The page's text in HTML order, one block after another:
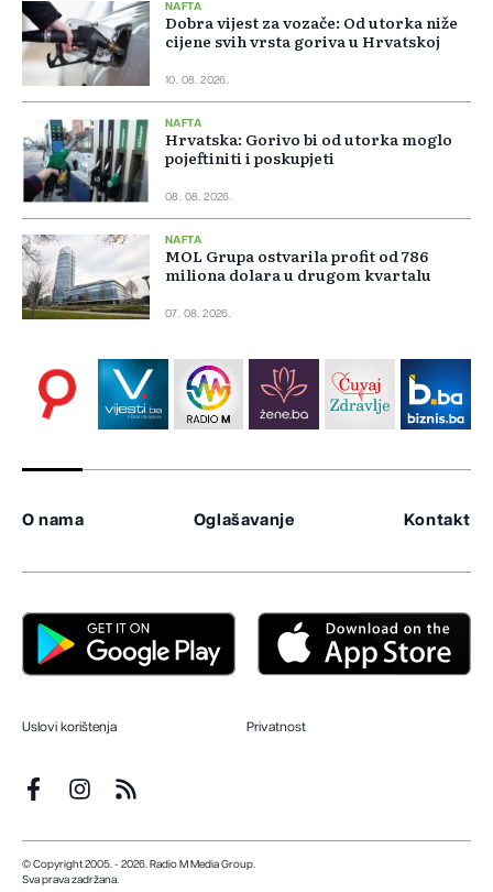
NAFTA
Dobra vijest za vozače: Od utorka niže
cijene svih vrsta goriva u Hrvatskoj
10. 08. 2026.
NAFTA
Hrvatska: Gorivo bi od utorka moglo
pojeftiniti i poskupjeti
08. 08. 2026.
NAFTA
MOL Grupa ostvarila profit od 786
miliona dolara u drugom kvartalu
07. 08. 2026.
O nama Oglašavanje Kontakt
Uslovi korištenja Privatnost
© Copyright 2005. - 2026. Radio M Media Group.
Sva prava zadržana.